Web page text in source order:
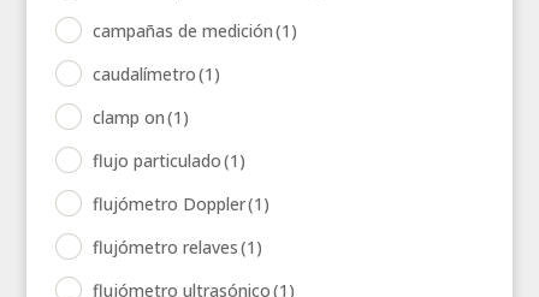
campañas de medición(1)
caudalímetro(1)
clamp on(1)
flujo particulado(1)
flujómetro Doppler(1)
flujómetro relaves(1)
flujómetro ultrasónico(1)